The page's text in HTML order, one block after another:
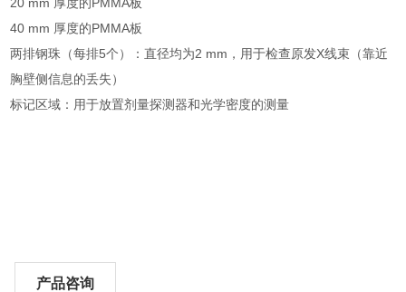
40 mm 厚度的PMMA板
两排钢珠（每排5个）：直径均为2 mm，用于检查原发X线束（靠近
胸壁侧信息的丢失）
标记区域：用于放置剂量探测器和光学密度的测量
产品咨询